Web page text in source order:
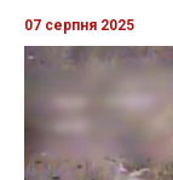
07 серпня 2025